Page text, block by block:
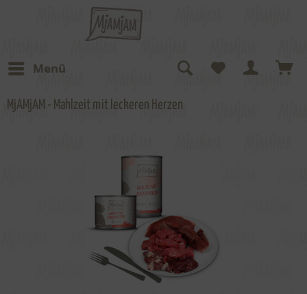
Menü
MjAMjAM - Mahlzeit mit leckeren Herzen